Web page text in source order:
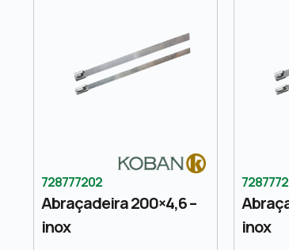
728777202
Abraçadeira 200×4,6 –
inox
inox